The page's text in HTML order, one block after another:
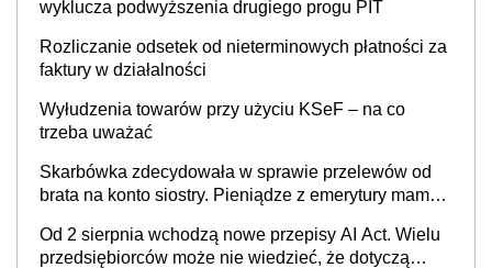
wyklucza podwyższenia drugiego progu PIT
Rozliczanie odsetek od nieterminowych płatności za
faktury w działalności
Wyłudzenia towarów przy użyciu KSeF – na co
trzeba uważać
Skarbówka zdecydowała w sprawie przelewów od
brata na konto siostry. Pieniądze z emerytury mamy
będzie
Od 2 sierpnia wchodzą nowe przepisy AI Act. Wielu
przedsiębiorców może nie wiedzieć, że dotyczą